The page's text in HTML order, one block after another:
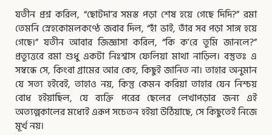
যতীন প্রশ্ন করিল, “ছোটদা’র সমস্ত পড়া শেষ হয়ে গেছে দিদি?” রমা
তেমনি স্নেহকোমলকণ্ঠে জবাব দিল, “হাঁ ভাই, তাঁর সব পড়া সাঙ্গ হয়ে
গেছে।” যতীন আবার জিজ্ঞাসা করিল, “কি ক’রে তুমি জানলে?”
প্রত্যুত্তরে রমা শুধু একটা নিঃশ্বাস ফেলিয়া মাথা নাড়িল। বস্তুতঃ এ
সম্বন্ধে সে, কিংবা গ্রামের আর কেহ, কিছুই জানিত না। তাহার অনুমান
যে সত্য হইবেই, তাহাও নয়, কিন্তু কেমন করিয়া তাহার যেন নিশ্চয়
বোধ হইয়াছিল, যে ব্যক্তি পরের ছেলের লেখাপড়ার জন্য এই
অত্যল্পকালের মধ্যেই এরূপ সচেতন হইয়া উঠিয়াছে, সে কিছুতেই নিজে
মূর্খ নয়।